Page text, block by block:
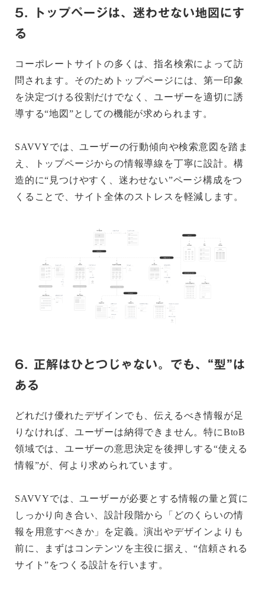
5. トップページは、迷わせない地図にす
る
コーポレートサイトの多くは、指名検索によって訪
問されます。そのためトップページには、第一印象
を決定づける役割だけでなく、ユーザーを適切に誘
導する“地図”としての機能が求められます。
SAVVYでは、ユーザーの行動傾向や検索意図を踏ま
え、トップページからの情報導線を丁寧に設計。構
造的に“見つけやすく、迷わせない”ページ構成をつ
くることで、サイト全体のストレスを軽減します。
6. 正解はひとつじゃない。でも、“型”は
ある
どれだけ優れたデザインでも、伝えるべき情報が足
りなければ、ユーザーは納得できません。特にBtoB
領域では、ユーザーの意思決定を後押しする“使える
情報”が、何より求められています。
SAVVYでは、ユーザーが必要とする情報の量と質に
しっかり向き合い、設計段階から「どのくらいの情
報を用意すべきか」を定義。演出やデザインよりも
前に、まずはコンテンツを主役に据え、“信頼される
サイト”をつくる設計を行います。